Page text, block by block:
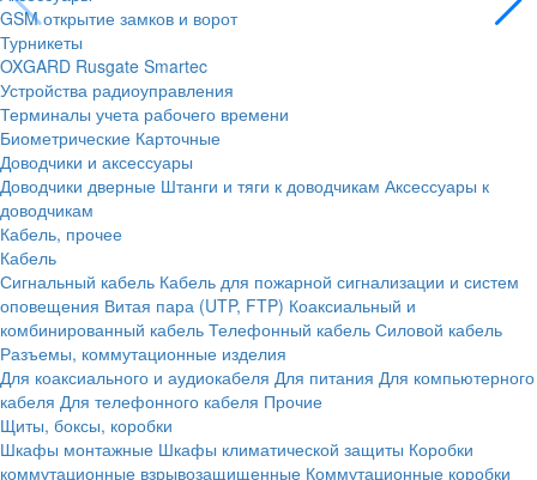
GSM открытие замков и ворот
Турникеты
OXGARD Rusgate Smartec
Устройства радиоуправления
Терминалы учета рабочего времени
Биометрические Карточные
Доводчики и аксессуары
Доводчики дверные Штанги и тяги к доводчикам Аксессуары к
доводчикам
Кабель, прочее
Кабель
Сигнальный кабель Кабель для пожарной сигнализации и систем
оповещения Витая пара (UTP, FTP) Коаксиальный и
комбинированный кабель Телефонный кабель Силовой кабель
Разъемы, коммутационные изделия
Для коаксиального и аудиокабеля Для питания Для компьютерного
кабеля Для телефонного кабеля Прочие
Щиты, боксы, коробки
Шкафы монтажные Шкафы климатической защиты Коробки
коммутационные взрывозащищенные Коммутационные коробки